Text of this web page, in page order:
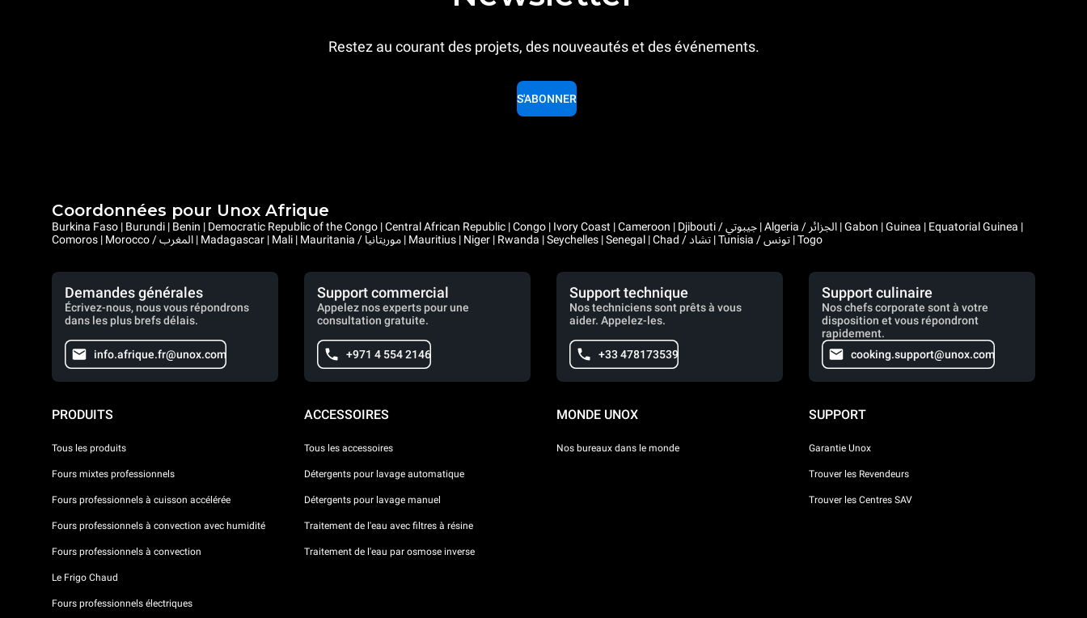
Restez au courant des projets, des nouveautés et des événements.
S'ABONNER
Coordonnées pour Unox Afrique
Burkina Faso | Burundi | Benin | Democratic Republic of the Congo | Central African Republic | Congo | Ivory Coast | Cameroon | Djibouti / جيبوتي | Algeria / الجزائر | Gabon | Guinea | Equatorial Guinea |
Comoros | Morocco / المغرب | Madagascar | Mali | Mauritania / موريتانيا | Mauritius | Niger | Rwanda | Seychelles | Senegal | Chad / تشاد | Tunisia / تونس | Togo
Demandes générales
Écrivez-nous, nous vous répondrons
dans les plus brefs délais.
info.afrique.fr@unox.com
Support commercial
Appelez nos experts pour une
consultation gratuite.
+971 4 554 2146
Support technique
Nos techniciens sont prêts à vous
aider. Appelez-les.
+33 478173539
Support culinaire
Nos chefs corporate sont à votre
disposition et vous répondront
rapidement.
cooking.support@unox.com
PRODUITS
Tous les produits
Fours mixtes professionnels
Fours professionnels à cuisson accélérée
Fours professionnels à convection avec humidité
Fours professionnels à convection
Le Frigo Chaud
Fours professionnels électriques
ACCESSOIRES
Tous les accessoires
Détergents pour lavage automatique
Détergents pour lavage manuel
Traitement de l'eau avec filtres à résine
Traitement de l'eau par osmose inverse
MONDE UNOX
Nos bureaux dans le monde
SUPPORT
Garantie Unox
Trouver les Revendeurs
Trouver les Centres SAV